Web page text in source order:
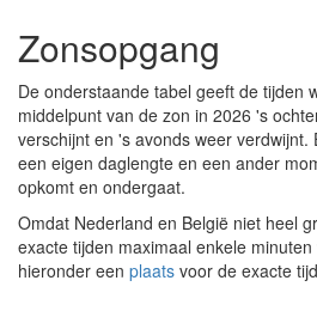
Zonsopgang
De onderstaande tabel geeft de tijden
middelpunt van de zon in 2026 's
verschijnt en 's avonds weer
een eigen daglengte en een ander
opkomt en ondergaat.
Omdat Nederland en België niet heel
exacte tijden maximaal enkele
hieronder een plaats voor de exacte